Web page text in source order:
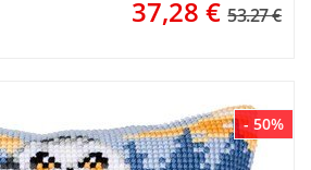
37,28 € 53.27 €
- 50%